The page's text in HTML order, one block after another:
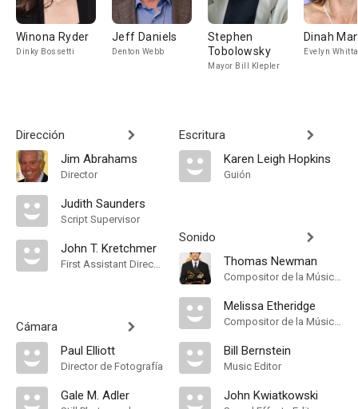
Winona Ryder
Dinky Bossetti
Jeff Daniels
Denton Webb
Stephen
Tobolowsky
Mayor Bill Klepler
Dinah
Evelyn
Dirección
Jim Abrahams
Director
Judith Saunders
Script Supervisor
John T. Kretchmer
First Assistant Director
Cámara
Paul Elliott
Director de Fotografía
Gale M. Adler
Escritura
Karen Leigh Hopkins
Guión
Sonido
Thomas Newman
Compositor de la Música Original
Melissa Etheridge
Compositor de la Música Original
Bill Bernstein
Music Editor
John Kwiatkowski